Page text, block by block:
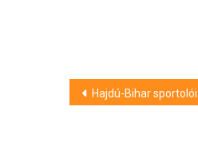
Bejegyzés
Hajdú-Bihar sportolói hat arany- és egy ezüstérmet nyertek a szervátültetettek